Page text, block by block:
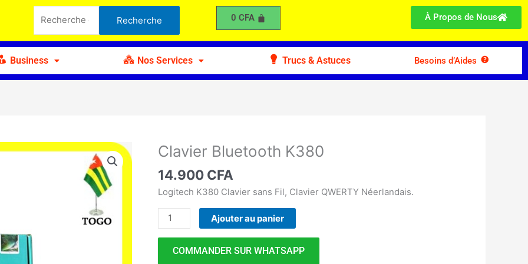
pour :
Recherche 0 CFA À Propos de Nous
Business Nos Services Trucs & Astuces Besoins d’Aides
Clavier Bluetooth K380
14.900 CFA
Logitech K380 Clavier sans Fil, Clavier QWERTY Néerlandais.
quantité
Clavier
Bluetooth
Ajouter au panier
COMMANDER SUR WHATSAPP
Bluetooth